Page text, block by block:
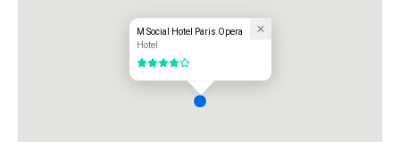
M Social Hotel Paris Opera
Hotel
4 de 5